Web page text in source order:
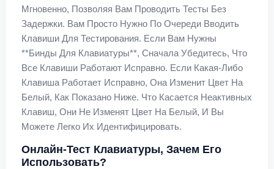
Мгновенно, Позволяя Вам Проводить Тесты Без
Задержки. Вам Просто Нужно По Очереди Вводить
Клавиши Для Тестирования. Если Вам Нужны
**бинды Для Клавиатуры**, Сначала Убедитесь, Что
Все Клавиши Работают Исправно. Если Какая-Либо
Клавиша Работает Исправно, Она Изменит Цвет На
Белый, Как Показано Ниже. Что Касается Неактивных
Клавиш, Они Не Изменят Цвет На Белый, И Вы
Можете Легко Их Идентифицировать.
Онлайн-Тест Клавиатуры, Зачем Его
Использовать?